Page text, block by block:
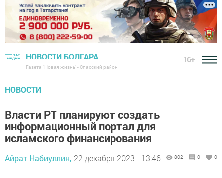
НОВОСТИ БОЛГАРА
Газета "Новая жизнь" - Спасский район
16+
НОВОСТИ
Власти РТ планируют создать
информационный портал для
исламского финансирования
Айрат Набиуллин, 22 декабря 2023 - 13:46 802 0 0